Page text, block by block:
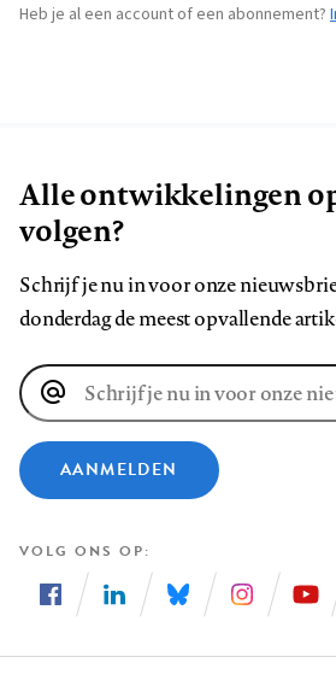
Heb je al een account of een abonnement?
Alle ontwikkelingen
volgen?
Schrijf je nu in voor onze
donderdag de meest opvallende
E-
mailadres
AANMELDEN
VOLG ONS OP
ons
ons
ons
ons
ons